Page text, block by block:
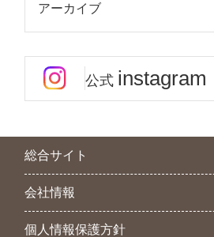
アーカイブ
公式 instagram
総合サイト
会社情報
個人情報保護方針